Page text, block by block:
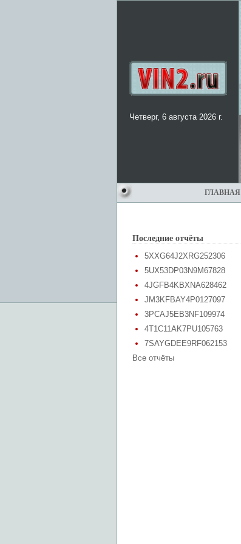
Четверг, 6 августа 2026 г.
ГЛАВНАЯ
Последние отчёты
5XXG64J2XRG252306
5UX53DP03N9M67828
4JGFB4KBXNA628462
JM3KFBAY4P0127097
3PCAJ5EB3NF109974
4T1C11AK7PU105763
7SAYGDEE9RF062153
Все отчёты